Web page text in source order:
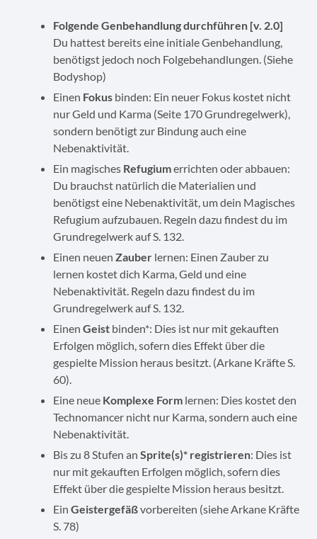
Folgende Genbehandlung durchführen [v. 2.0]
Du hattest bereits eine initiale Genbehandlung,
benötigst jedoch noch Folgebehandlungen. (Siehe
Bodyshop)
Einen Fokus binden: Ein neuer Fokus kostet nicht
nur Geld und Karma (Seite 170 Grundregelwerk),
sondern benötigt zur Bindung auch eine
Nebenaktivität.
Ein magisches Refugiumerrichten oder abbauen:
Du brauchst natürlich die Materialien und
benötigst eine Nebenaktivität, um dein Magisches
Refugium aufzubauen. Regeln dazu findest du im
Grundregelwerk auf S. 132.
Einen neuen Zauber lernen: Einen Zauber zu
lernen kostet dich Karma, Geld und eine
Nebenaktivität. Regeln dazu findest du im
Grundregelwerk auf S. 132.
Einen Geist binden*: Dies ist nur mit gekauften
Erfolgen möglich, sofern dies Effekt über die
gespielte Mission heraus besitzt. (Arkane Kräfte S.
60).
Eine neue Komplexe Form lernen: Dies kostet den
Technomancer nicht nur Karma, sondern auch eine
Nebenaktivität.
Bis zu 8 Stufen an Sprite(s)* registrieren: Dies ist
nur mit gekauften Erfolgen möglich, sofern dies
Effekt über die gespielte Mission heraus besitzt.
Ein Geistergefäßvorbereiten (siehe Arkane Kräfte
S. 78)